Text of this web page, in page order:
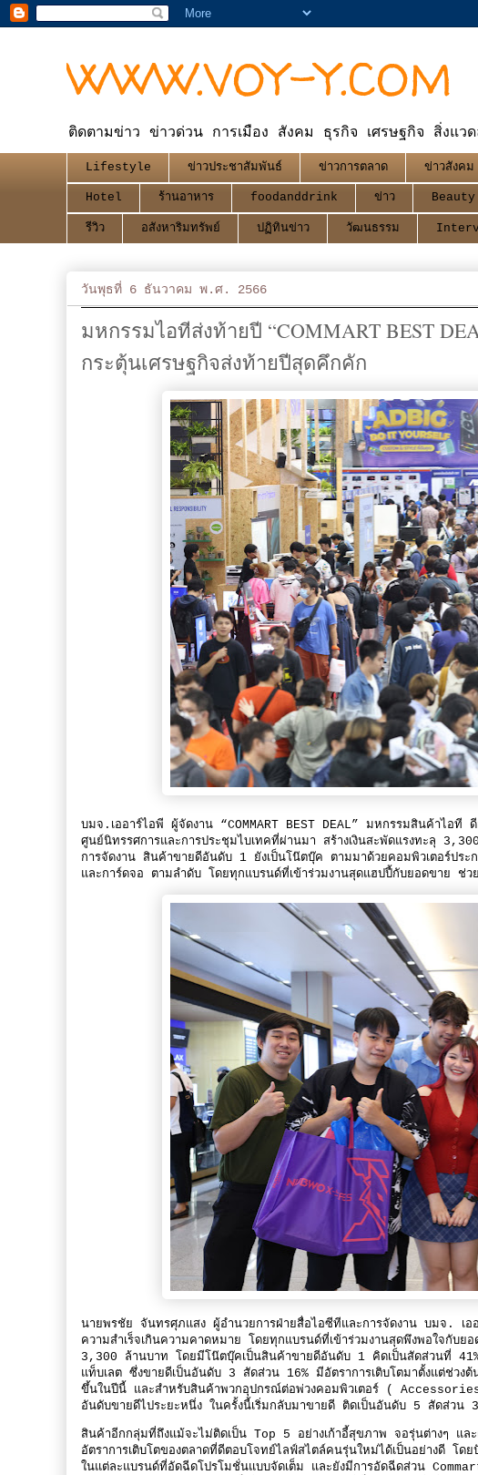
WWW.VOY-Y.COM
ติดตามข่าว ข่าวด่วน การเมือง สังคม ธุรกิจ เศรษฐกิจ สิ่ง
Lifestyle ข่าวประชาสัมพันธ์ ข่าวการตลาด ข่าวสังคม
Hotel ร้านอาหาร foodanddrink ข่าว Beauty
รีวิว อสังหาริมทรัพย์ ปฏิทินข่าว วัฒนธรรม
วันพุธที่ 6 ธันวาคม พ.ศ. 2566
มหกรรมไอทีส่งท้ายปี “COMMART BEST
กระตุ้นเศรษฐกิจส่งท้ายปีสุดคึกคัก
บมจ.เออาร์ไอพี ผู้จัดงาน “COMMART BEST DEAL” มหกรรมสินค้
ศูนย์นิทรรศการและการประชุมไบเทคที่ผ่านมา สร้างเงินสะพัดแรงทะลุ
การจัดงาน สินค้าขายดีอันดับ 1 ยังเป็นโน๊ตบุ๊ค ตามมาด้วยคอมพิวเตอร์
และการ์ดจอ ตามลำดับ โดยทุกแบรนด์ที่เข้าร่วมงานสุดแฮปปี้กับยอดขาย ช่ว
นายพรชัย จันทรศุภแสง ผู้อำนวยการฝ่ายสื่อไอซีทีและการจัดงาน บมจ. เอ
ความสำเร็จเกินความคาดหมาย โดยทุกแบรนด์ที่เข้าร่วมงานสุดพึงพอใจกับย
3,300 ล้านบาท โดยมีโน๊ตบุ๊คเป็นสินค้าขายดีอันดับ 1 คิดเป็นสัดส่วนที่
แท็บเลต ซึ่งขายดีเป็นอันดับ 3 สัดส่วน 16% มีอัตราการเติบโตมาตั้งแต่ช่ว
ขึ้นในปีนี้ และสำหรับสินค้าพวกอุปกรณ์ต่อพ่วงคอมพิวเตอร์ (
อันดับขายดีไประยะหนึ่ง ในครั้งนี้เริ่มกลับมาขายดี ติดเป็นอันดับ 5 สัดส่วน
สินค้าอีกกลุ่มที่ถึงแม้จะไม่ติดเป็น Top 5 อย่างเก้าอี้สุขภาพ จอรุ่นต่างๆ แ
อัตราการเติบโตของตลาดที่ดีตอบโจทย์ไลฟ์สไตล์คนรุ่นใหม่ได้เป็นอย่างดี โ
ในแต่ละแบรนด์ที่อัดฉีดโปรโมชั่นแบบจัดเต็ม และยังมีการอัดฉีดส่วน